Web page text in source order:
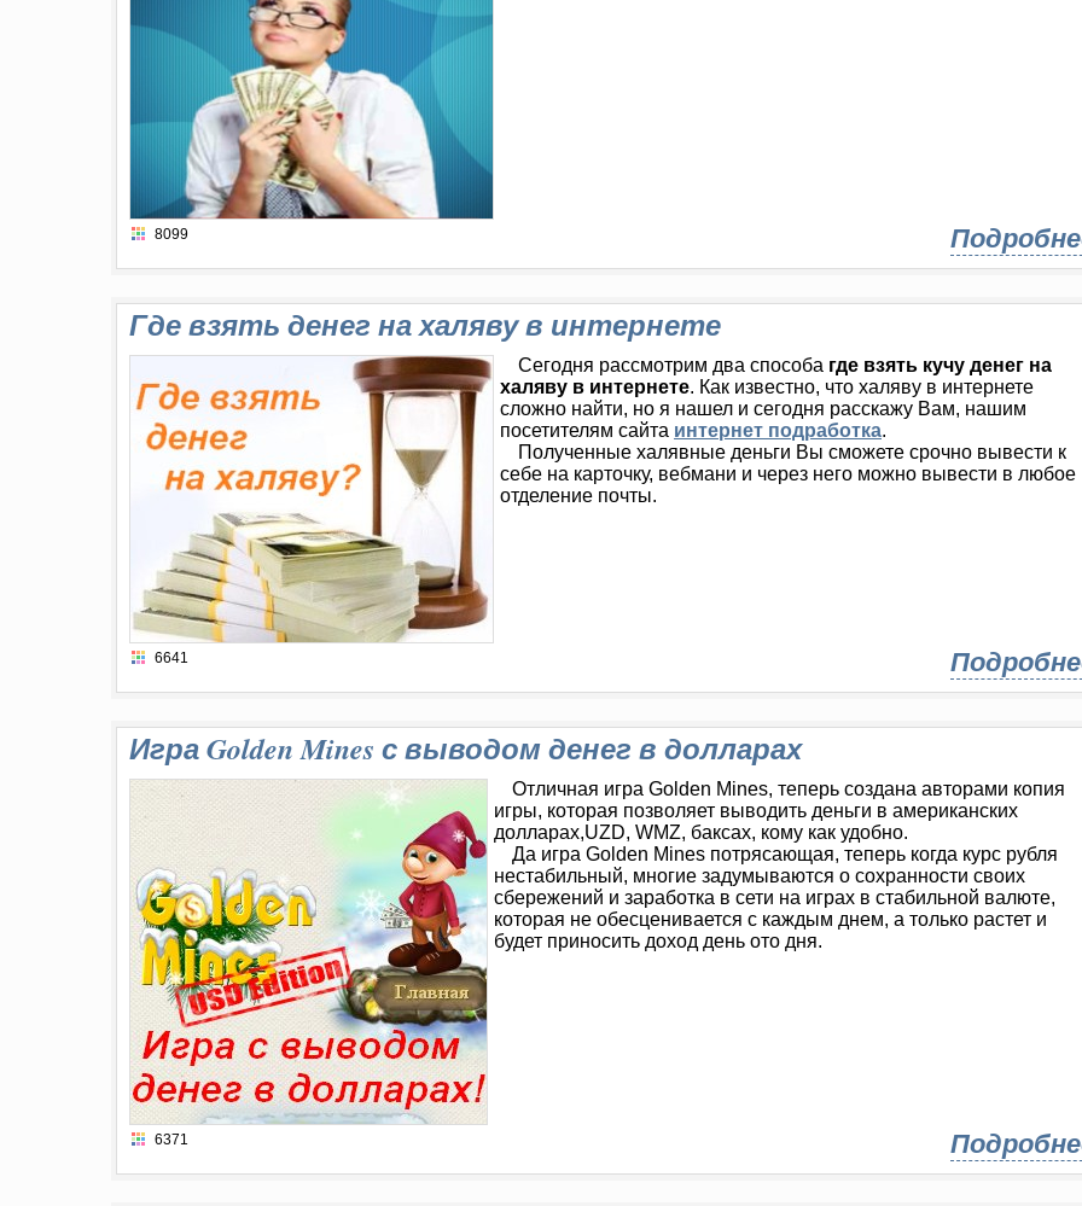
8099
Где взять денег на халяву в интернете
Сегодня рассмотрим два способа где взять кучу денег на
халяву в интернете. Как известно, что халяву в интернете
сложно найти, но я нашел и сегодня расскажу Вам, нашим
посетителям сайта интернет подработка.
Полученные халявные деньги Вы сможете срочно вывести к
себе на карточку, вебмани и через него можно вывести в любое
отделение почты.
6641
Игра Golden Mines с выводом денег в долларах
Отличная игра Golden Mines, теперь создана авторами копия
игры, которая позволяет выводить деньги в американских
долларах,UZD, WMZ, баксах, кому как удобно.
Да игра Golden Mines потрясающая, теперь когда курс рубля
нестабильный, многие задумываются о сохранности своих
сбережений и заработка в сети на играх в стабильной валюте,
которая не обесценивается с каждым днем, а только растет и
будет приносить доход день ото дня.
6371